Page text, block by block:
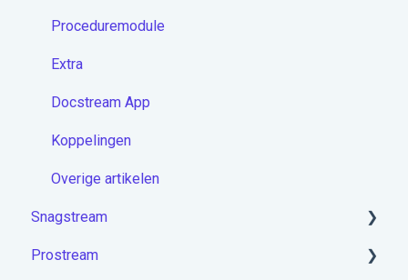
Proceduremodule
Extra
Docstream App
Koppelingen
Overige artikelen
Snagstream
Aan de slag met Snagstream
Prostream